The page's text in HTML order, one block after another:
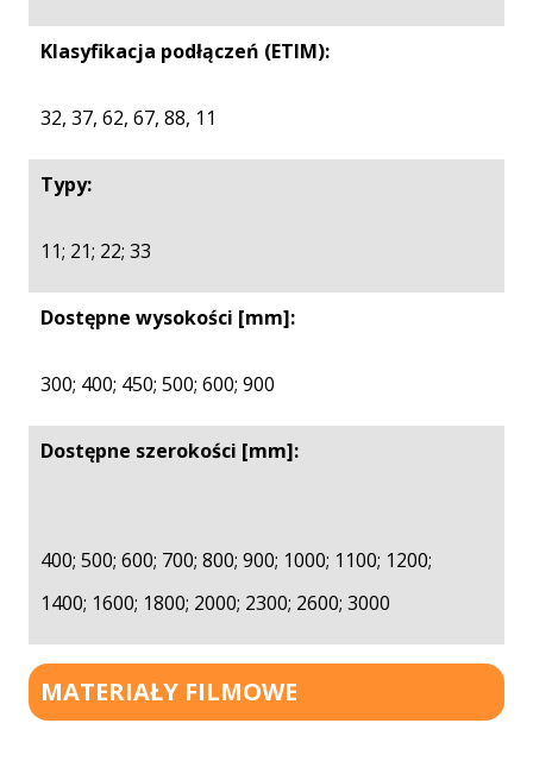
Klasyfikacja podłączeń (ETIM):
32, 37, 62, 67, 88, 11
Typy:
11; 21; 22; 33
Dostępne wysokości [mm]:
300; 400; 450; 500; 600; 900
Dostępne szerokości [mm]:
400; 500; 600; 700; 800; 900; 1000; 1100; 1200;
1400; 1600; 1800; 2000; 2300; 2600; 3000
MATERIAŁY FILMOWE